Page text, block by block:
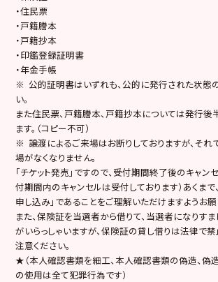
・住民票
・戸籍謄本
・戸籍抄本
・印鑑登録証明書
・年金手帳
※ 公的証明書はいずれも、公的に発行された状態
い。
また住民票、戸籍謄本、戸籍抄本については発行後
ます。（コピー不可）
※ 譲渡によるご来場はお断りしておりますが、それ
場がなくなりません。
「チケット発売」ですので、受付期間終了後のキャン
付期間内のキャンセルは受付しております）あくまで
申し込み」であることをご理解いただけますようお願
また、保険証を当選者から借りて、当選者になりす
がいらっしゃいますが、保険証の貸し借りは法律で禁
注意ください。
★（本人確認書類を細工、本人確認書類の偽造、偽
の使用は全て犯罪行為です）